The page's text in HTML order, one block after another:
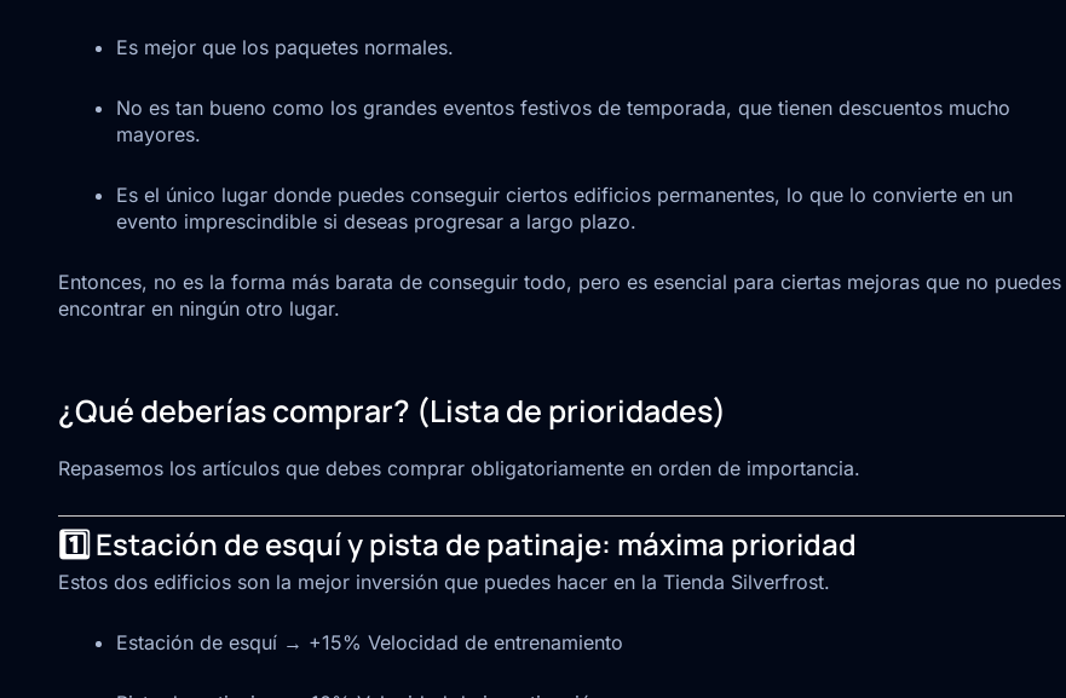
Es mejor que los paquetes normales.
No es tan bueno como los grandes eventos festivos de temporada, que tienen descuentos mucho
mayores.
Es el único lugar donde puedes conseguir ciertos edificios permanentes, lo que lo convierte en un
evento imprescindible si deseas progresar a largo plazo.
Entonces, no es la forma más barata de conseguir todo, pero es esencial para ciertas mejoras que no puedes
encontrar en ningún otro lugar.
¿Qué deberías comprar? (Lista de prioridades)
Repasemos los artículos que debes comprar obligatoriamente en orden de importancia.
1️⃣ Estación de esquí y pista de patinaje: máxima prioridad
Estos dos edificios son la mejor inversión que puedes hacer en la Tienda Silverfrost.
Estación de esquí → +15% Velocidad de entrenamiento